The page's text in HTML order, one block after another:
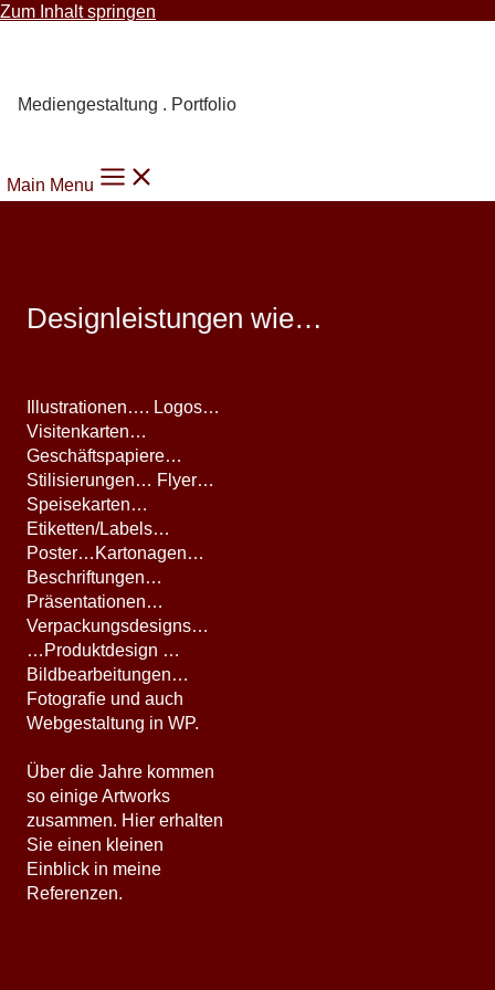
Zum Inhalt springen
Mediengestaltung . Portfolio
Main Menu
Designleistungen wie…
Illustrationen…. Logos…
Visitenkarten…
Geschäftspapiere…
Stilisierungen… Flyer…
Speisekarten…
Etiketten/Labels…
Poster…Kartonagen…
Beschriftungen…
Präsentationen…
Verpackungsdesigns…
…Produktdesign …
Bildbearbeitungen…
Fotografie und auch
Webgestaltung in WP.
Über die Jahre kommen
so einige Artworks
zusammen. Hier erhalten
Sie einen kleinen
Einblick in meine
Referenzen.